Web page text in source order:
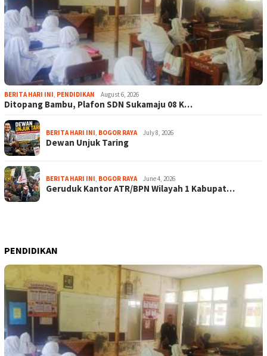
BERITA HARI INI, PENDIDIKAN August 6, 2026
Ditopang Bambu, Plafon SDN Sukamaju 08 K…
BERITA HARI INI, BOGOR RAYA July 8, 2026
Dewan Unjuk Taring
BERITA HARI INI, BOGOR RAYA June 4, 2026
Geruduk Kantor ATR/BPN Wilayah 1 Kabupat…
PENDIDIKAN